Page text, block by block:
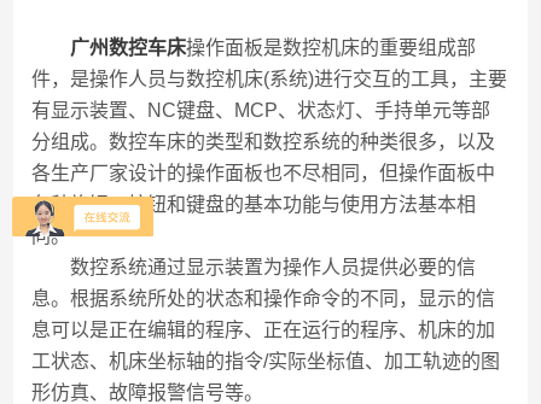
广州数控车床操作面板是数控机床的重要组成部
件，是操作人员与数控机床(系统)进行交互的工具，主要
有显示装置、NC键盘、MCP、状态灯、手持单元等部
分组成。数控车床的类型和数控系统的种类很多，以及
各生产厂家设计的操作面板也不尽相同，但操作面板中
各种旋钮、按钮和键盘的基本功能与使用方法基本相
同。
数控系统通过显示装置为操作人员提供必要的信
息。根据系统所处的状态和操作命令的不同，显示的信
息可以是正在编辑的程序、正在运行的程序、机床的加
工状态、机床坐标轴的指令/实际坐标值、加工轨迹的图
形仿真、故障报警信号等。